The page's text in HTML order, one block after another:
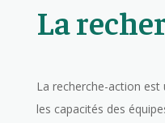
La
La recherche-action est
les capacités des